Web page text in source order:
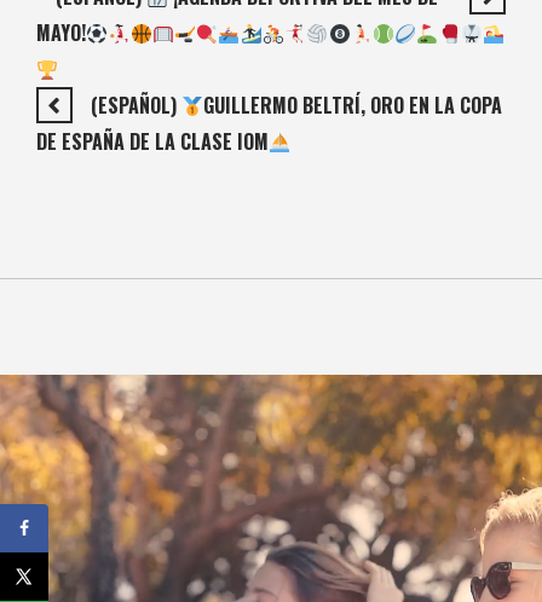
MAYO!
(ESPAÑOL)
GUILLERMO BELTRÍ, ORO EN LA COPA
DE ESPAÑA DE LA CLASE IOM